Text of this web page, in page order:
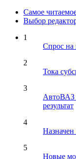
Самое
Выбор
1
Спрос на
2
Тока
3
АвтоВАЗ
результат
4
5
Новые